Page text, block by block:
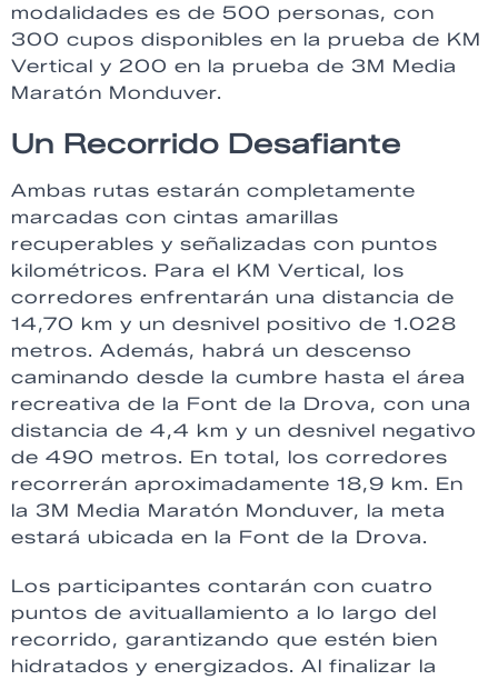
modalidades es de 500 personas, con
300 cupos disponibles en la prueba de KM
Vertical y 200 en la prueba de 3M Media
Maratón Monduver.
Un Recorrido Desafiante
Ambas rutas estarán completamente
marcadas con cintas amarillas
recuperables y señalizadas con puntos
kilométricos. Para el KM Vertical, los
corredores enfrentarán una distancia de
14,70 km y un desnivel positivo de 1.028
metros. Además, habrá un descenso
caminando desde la cumbre hasta el área
recreativa de la Font de la Drova, con una
distancia de 4,4 km y un desnivel negativo
de 490 metros. En total, los corredores
recorrerán aproximadamente 18,9 km. En
la 3M Media Maratón Monduver, la meta
estará ubicada en la Font de la Drova.
Los participantes contarán con cuatro
puntos de avituallamiento a lo largo del
recorrido, garantizando que estén bien
hidratados y energizados. Al finalizar la